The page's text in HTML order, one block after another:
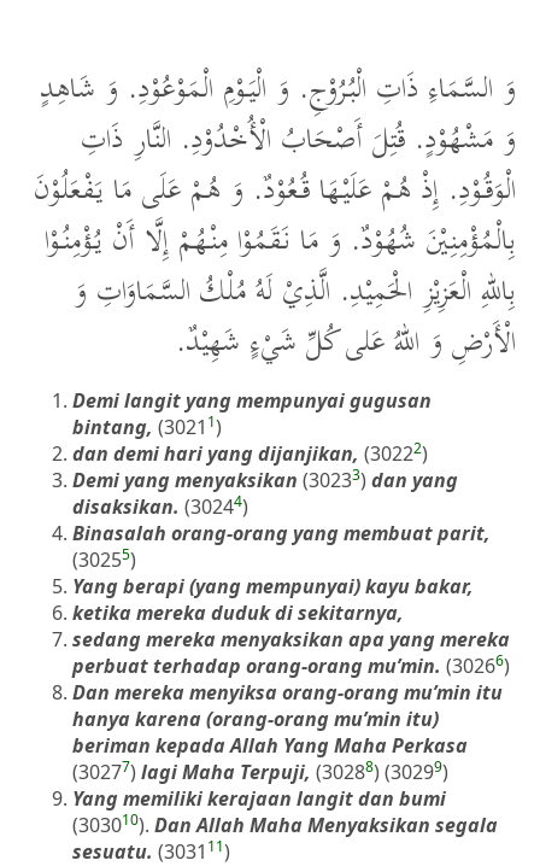
وَ السَّمَاءِ ذَاتِ الْبُرُوْجِ. وَ الْيَوْمِ الْمَوْعُوْدِ. وَ شَاهِدٍ
وَ مَشْهُوْدٍ. قُتِلَ أَصْحَابُ الْأُخْدُوْدِ. النَّارِ ذَاتِ
الْوَقُوْدِ. إِذْ هُمْ عَلَيْهَا قُعُوْدٌ. وَ هُمْ عَلَى مَا يَفْعَلُوْنَ
بِالْمُؤْمِنِيْنَ شُهُوْدٌ. وَ مَا نَقَمُوْا مِنْهُمْ إِلَّا أَنْ يُؤْمِنُوْا
بِاللهِ الْعَزِيْزِ الْحَمِيْدِ. الَّذِيْ لَهُ مُلْكُ السَّمَاوَاتِ وَ
الْأَرْضِ وَ اللهُ عَلى كُلِّ شَيْءٍ شَهِيْدٌ.
Demi langit yang mempunyai gugusan
bintang, (3021 1)
dan demi hari yang dijanjikan, (30222)
Demi yang menyaksikan (30233)dan yang
disaksikan. (30244)
Binasalah orang-orang yang membuat parit,
(30255)
Yang berapi (yang mempunyai) kayu bakar,
ketika mereka duduk di sekitarnya,
sedang mereka menyaksikan apa yang mereka
perbuat terhadap orang-orang mu’min. (30266)
Dan mereka menyiksa orang-orang mu’min itu
hanya karena (orang-orang mu’min itu)
beriman kepada Allah Yang Maha Perkasa
(30277)lagi Maha Terpuji, (30288) (30299)
Yang memiliki kerajaan langit dan bumi
(303010). Dan Allah Maha Menyaksikan segala
sesuatu. (3031 11)